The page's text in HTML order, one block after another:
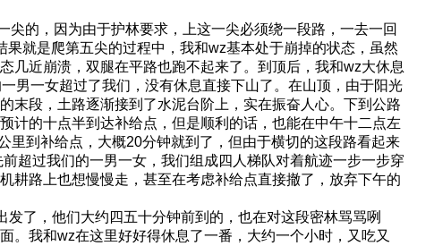
的，因为由于护林要求，上这一尖必须绕一段路，一去一回
就是爬第五尖的过程中，我和wz基本处于崩掉的状态，虽然
几近崩溃，双腿在平路也跑不起来了。到顶后，我和wz大休息
男一女超过了我们，没有休息直接下山了。在山顶，由于阳光
末段，土路逐渐接到了水泥台阶上，实在振奋人心。下到公路
计的十点半到达补给点，但是顺利的话，也能在中午十二点左
到补给点，大概20分钟就到了，但由于横切的这段路看起来
超过我们的一男一女，我们组成四人梯队对着航迹一步一步穿
耕路上也想慢慢走，甚至在考虑补给点直接撤了，放弃下午的
了，他们大约四五十分钟前到的，也在对这段密林骂骂咧
。我和wz在这里好好得休息了一番，大约一个小时，又吃又